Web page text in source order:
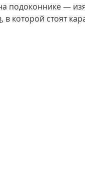
подоконнике —
, в которой стоят